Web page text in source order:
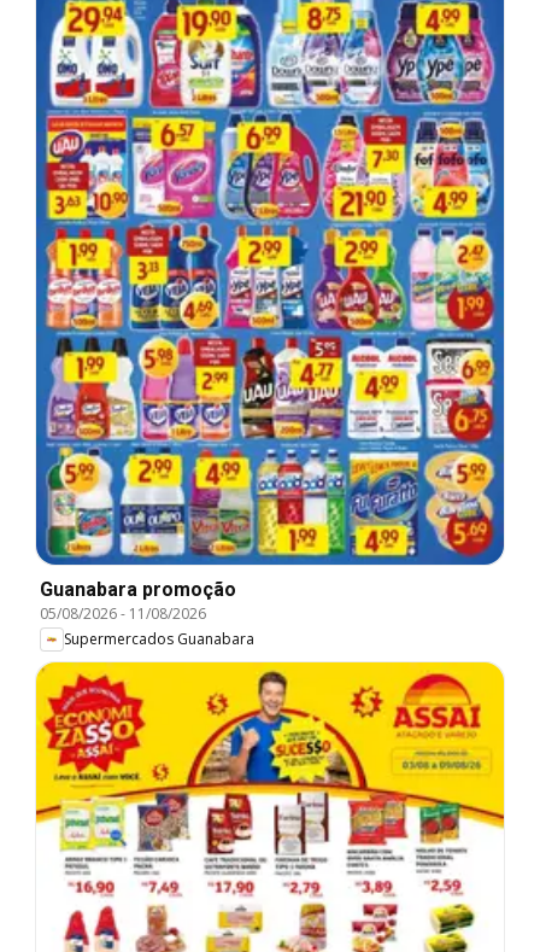
Guanabara promoção
05/08/2026- 11/08/2026
Supermercados Guanabara